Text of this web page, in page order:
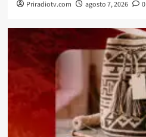
Priradiotv.com agosto 7, 2026 0